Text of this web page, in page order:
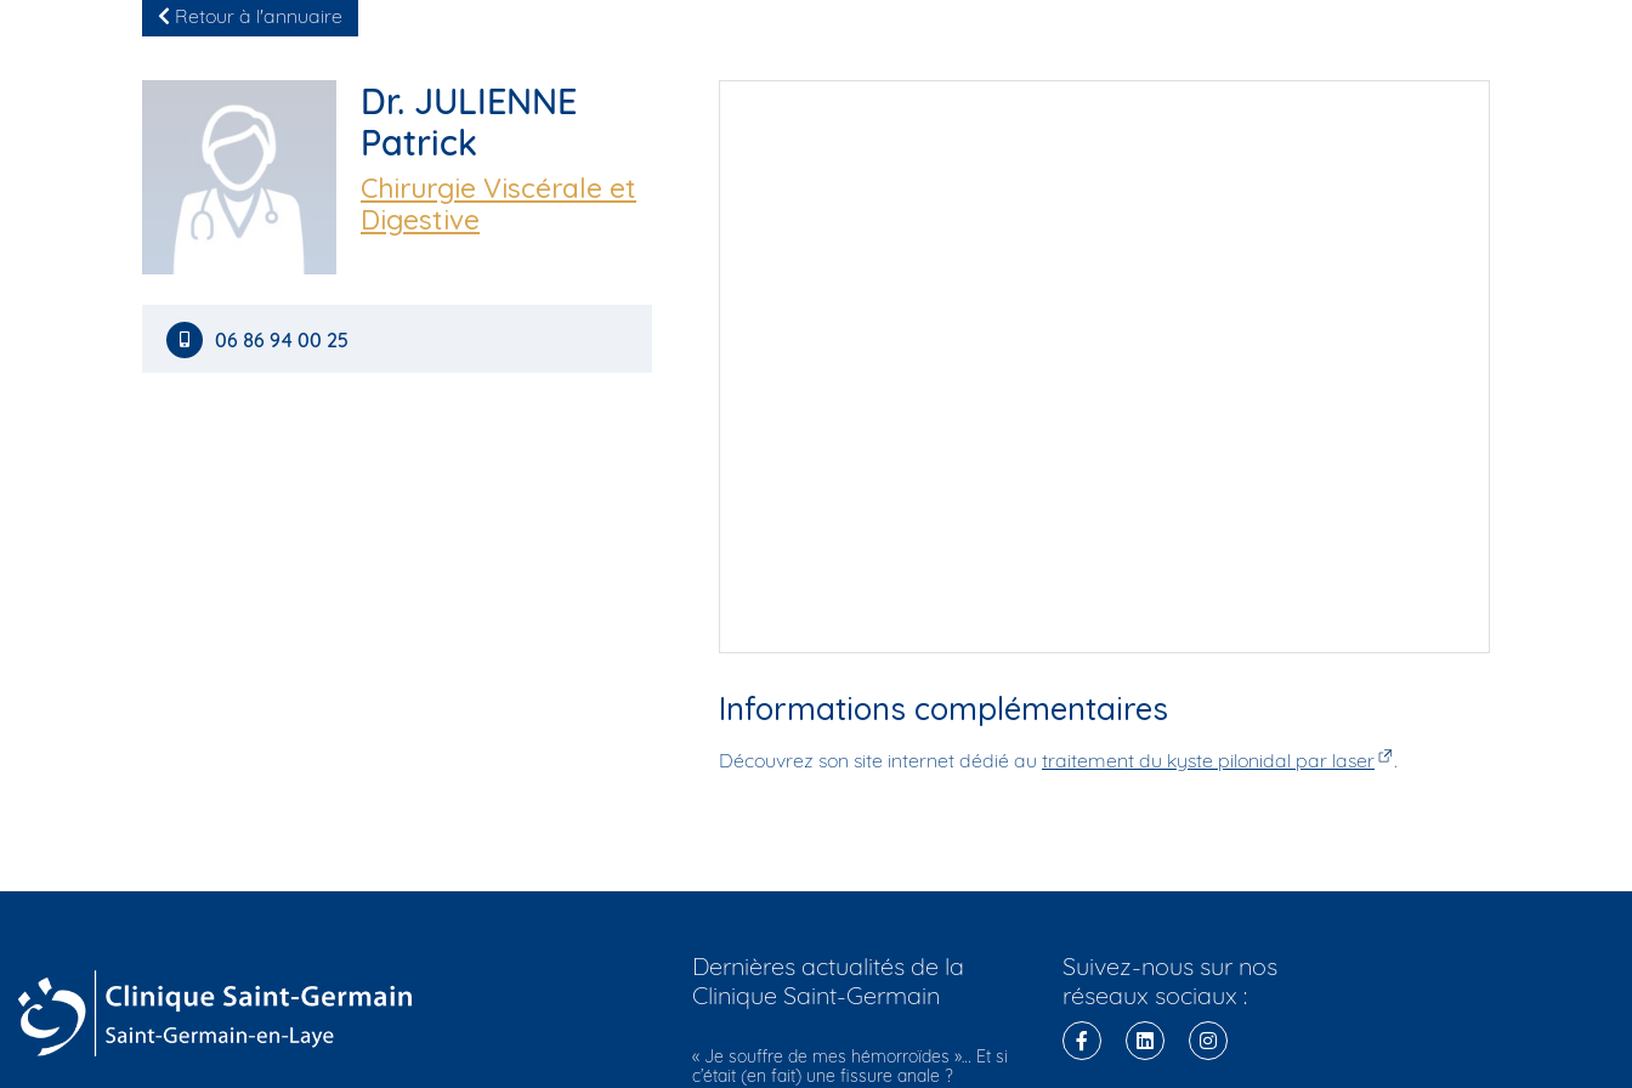
Retour à l'annuaire
Dr. JULIENNE
Patrick
Chirurgie Viscérale et
Digestive
06 86 94 00 25
Informations complémentaires
Découvrez son site internet dédié au traitement du kyste pilonidal par laser .
Dernières actualités de la
Clinique Saint-Germain
​« Je souffre de mes hémorroïdes »… Et si
c’était (en fait) une fissure anale ?
Suivez-nous sur nos
réseaux sociaux :